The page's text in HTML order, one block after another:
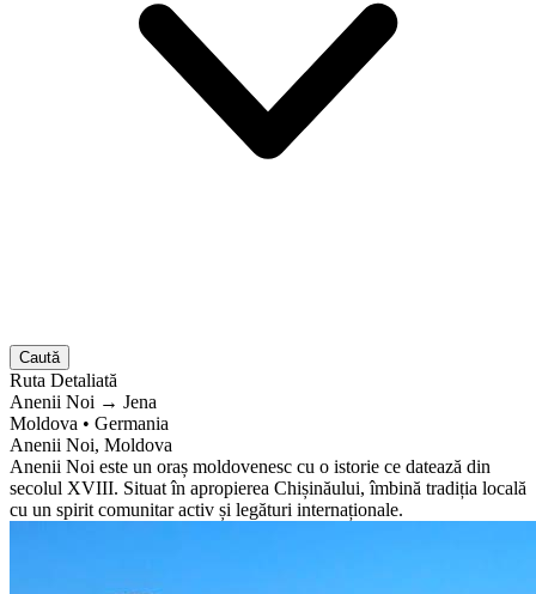
Caută
Ruta Detaliată
Anenii Noi → Jena
Moldova • Germania
Anenii Noi, Moldova
Anenii Noi este un oraș moldovenesc cu o istorie ce datează din
secolul XVIII. Situat în apropierea Chișinăului, îmbină tradiția locală
cu un spirit comunitar activ și legături internaționale.